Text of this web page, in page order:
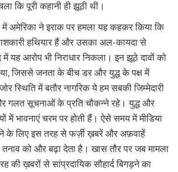
कि पूरी कहानी ही झूठी थी।
अमेरिका ने इराक पर हमला यह कहकर किया कि
हथियार हैं और उसका अल-कायदा से
यह आरोप भी निराधार निकला। इन झूठे दावों को
जिससे जनता के बीच डर और युद्ध के पक्ष में
स्थिति में बतौर नागरिक ये हम सबकी जिम्मेदारी
गलत सूचनाओं के प्रति चौकन्ने रहे। युद्ध और
में भावनाएं चरम पर होती हैं। ऐसे समय में मीडिया
के लिए इस तरह से फर्ज़ी ख़बरें और अफ़वाहें
को और बढ़ा देता है। खास तौर पर जब मामला
की ख़बरों से सांप्रदायिक सौहार्द बिगड़ने का